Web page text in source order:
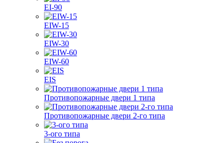
EI-90
EIW-15
EIW-30
EIW-60
EIS
Противопожарные двери 1 типа
Противопожарные двери 2-го типа
3-ого типа